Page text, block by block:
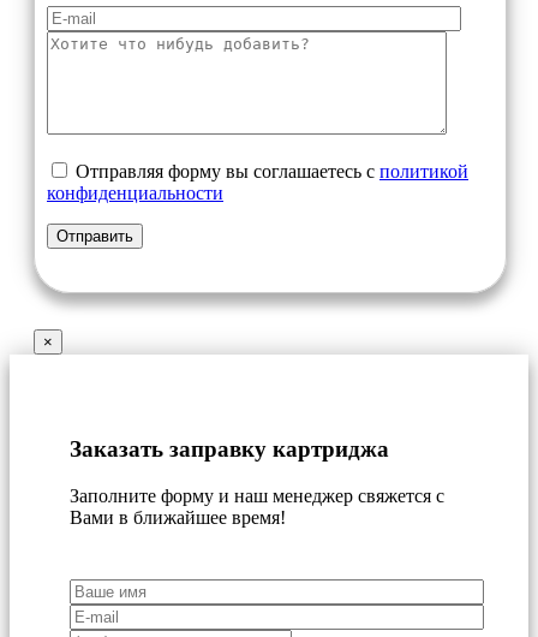
Отправляя форму вы соглашаетесь с политикой
конфиденциальности
×
Заказать заправку картриджа
Заполните форму и наш менеджер свяжется с
Вами в ближайшее время!